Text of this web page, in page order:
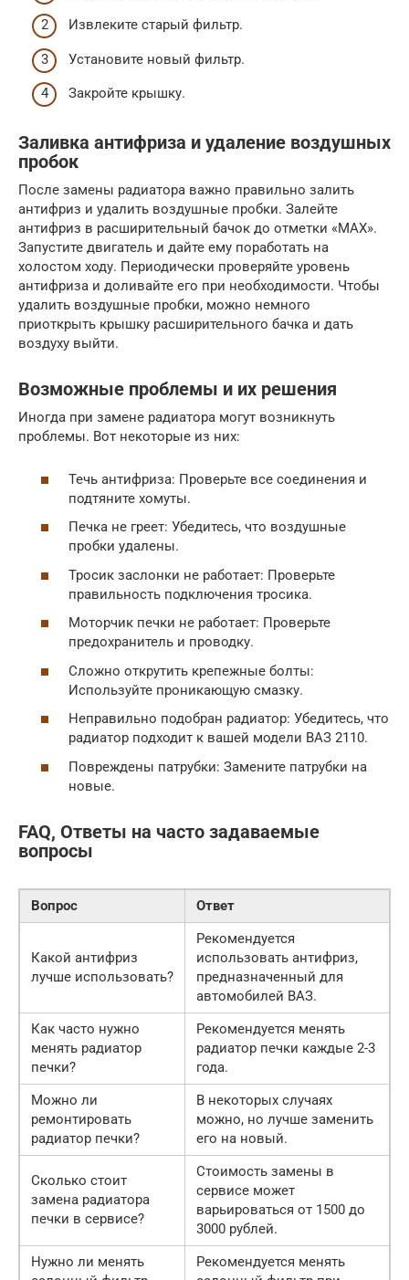
Извлеките старый фильтр.
Установите новый фильтр.
Закройте крышку.
Заливка антифриза и удаление воздушных
пробок
После замены радиатора важно правильно залить
антифриз и удалить воздушные пробки. Залейте
антифриз в расширительный бачок до отметки «MAX».
Запустите двигатель и дайте ему поработать на
холостом ходу. Периодически проверяйте уровень
антифриза и доливайте его при необходимости. Чтобы
удалить воздушные пробки, можно немного
приоткрыть крышку расширительного бачка и дать
воздуху выйти.
Возможные проблемы и их решения
Иногда при замене радиатора могут возникнуть
проблемы. Вот некоторые из них:
Течь антифриза: Проверьте все соединения и
подтяните хомуты.
Печка не греет: Убедитесь, что воздушные
пробки удалены.
Тросик заслонки не работает: Проверьте
правильность подключения тросика.
Моторчик печки не работает: Проверьте
предохранитель и проводку.
Сложно открутить крепежные болты:
Используйте проникающую смазку.
Неправильно подобран радиатор: Убедитесь, что
радиатор подходит к вашей модели ВАЗ 2110.
Повреждены патрубки: Замените патрубки на
новые.
FAQ, Ответы на часто задаваемые
вопросы
Вопрос Ответ
Какой антифриз
лучше использовать?
Рекомендуется
использовать антифриз,
предназначенный для
автомобилей ВАЗ.
Как часто нужно
менять радиатор
печки?
Рекомендуется менять
радиатор печки каждые 2-3
года.
Можно ли
ремонтировать
радиатор печки?
В некоторых случаях
можно, но лучше заменить
его на новый.
Сколько стоит
замена радиатора
печки в сервисе?
Стоимость замены в
сервисе может
варьироваться от 1500 до
3000 рублей.
Нужно ли менять
Рекомендуется менять